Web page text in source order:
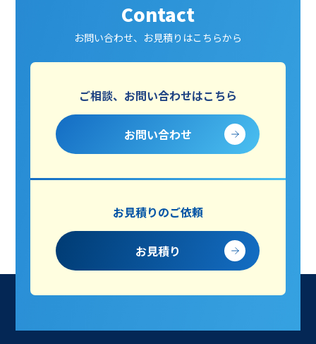
Contact
お問い合わせ、お見積りはこちらから
ご相談、お問い合わせはこちら
お問い合わせ
お見積りのご依頼
お見積り